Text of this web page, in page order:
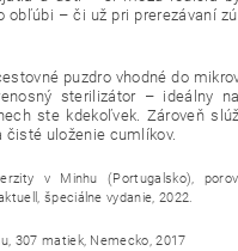
obľúbi – či už pri prerezávaní
puzdro vhodné do
sterilizátor – ideálny
ste kdekoľvek. Zároveň
čisté uloženie cumlíkov.
v Minhu (Portugalsko),
špeciálne vydanie, 2022.
307 matiek, Nemecko, 2017